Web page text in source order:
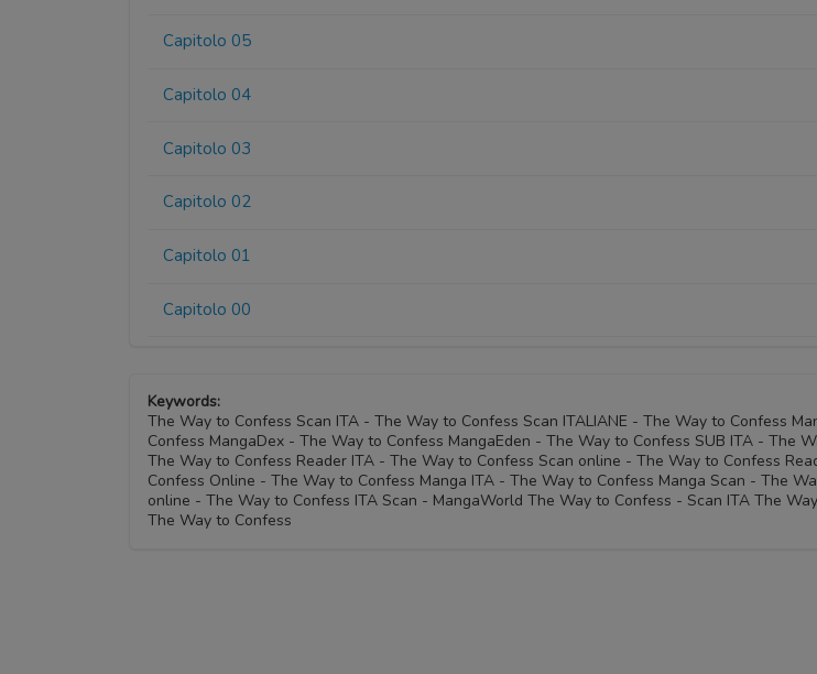
Capitolo 05
Capitolo 04
Capitolo 03
Capitolo 02
Capitolo 01
Capitolo 00
Keywords:
The Way to Confess Scan ITA - The Way to Confess Scan ITALIANE - The Way to Confess
Confess MangaDex - The Way to Confess MangaEden - The Way to Confess SUB ITA - The
The Way to Confess Reader ITA - The Way to Confess Scan online - The Way to Confess
Confess Online - The Way to Confess Manga ITA - The Way to Confess Manga Scan - The
online - The Way to Confess ITA Scan - MangaWorld The Way to Confess - Scan ITA The
The Way to Confess